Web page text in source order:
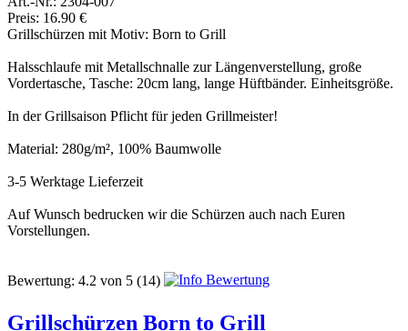
Preis: 16.90 €
Grillschürzen mit Motiv: Born to Grill
Halsschlaufe mit Metallschnalle zur Längenverstellung, große
Vordertasche, Tasche: 20cm lang, lange Hüftbänder. Einheitsgröße.
In der Grillsaison Pflicht für jeden Grillmeister!
Material: 280g/m², 100% Baumwolle
3-5 Werktage Lieferzeit
Auf Wunsch bedrucken wir die Schürzen auch nach Euren
Vorstellungen.
Bewertung: 4.2 von 5 (14)
Grillschürzen Born to Grill